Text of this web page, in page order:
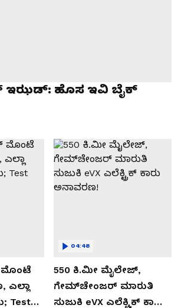
ಹೊಸ ಇವಿ ಬೈಕ್
ಮೊಂಟೆ
ಎಲ್ಲಾ
Test
550 ಕಿ.ಮೀ ಮೈಲೇಜ್,
ಗೇಮ್‌ಚೇಂಜರ್ ಮಾರುತಿ
ಸುಜುಕಿ eVX ಎಲೆಕ್ಟ್ರಿಕ್ ಕಾರು
04:48